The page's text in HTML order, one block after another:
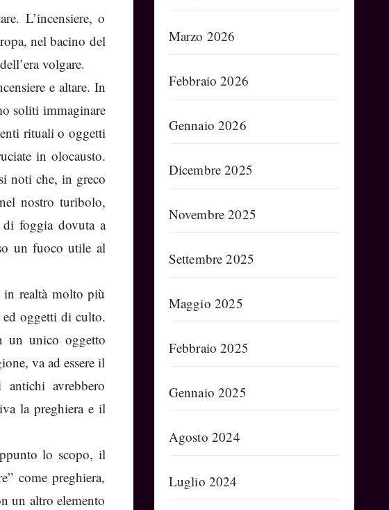
L’incensiere, o
nel bacino del
volgare.
e altare. In
soliti immaginare
rituali o oggetti
in olocausto.
noti che, in greco
nostro turibolo,
di foggia dovuta a
un fuoco utile al
in realtà molto più
oggetti di culto.
unico oggetto
va ad essere il
avrebbero
la preghiera e il
lo scopo, il
come preghiera,
un altro elemento
Marzo 2026
Febbraio 2026
Gennaio 2026
Dicembre 2025
Novembre 2025
Settembre 2025
Maggio 2025
Febbraio 2025
Gennaio 2025
Agosto 2024
Luglio 2024